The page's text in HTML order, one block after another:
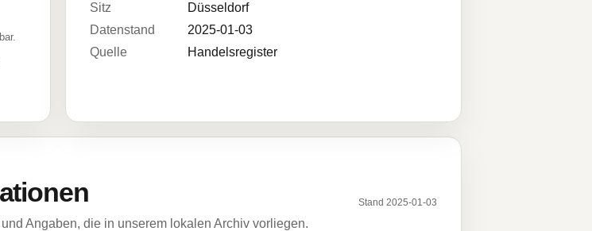
Sitz
Düsseldorf
Datenstand
2025-01-03
Quelle
Handelsregister
Stand 2025-01-03
Angaben, die in unserem lokalen Archiv vorliegen.